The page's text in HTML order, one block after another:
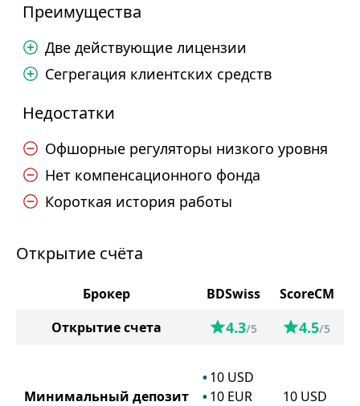
Преимущества
Две действующие лицензии
Сегрегация клиентских средств
Недостатки
Офшорные регуляторы низкого уровня
Нет компенсационного фонда
Короткая история работы
Открытие счёта
Брокер BDSwiss
ScoreCM
Открытие счета
4.3/5 4.5/5
Минимальный депозит
10 USD
10 EUR
10 USD